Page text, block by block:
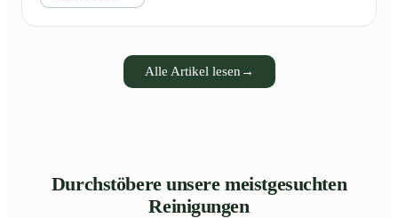
Alle Artikel lesen →
Durchstöbere unsere meistgesuchten
Reinigungen